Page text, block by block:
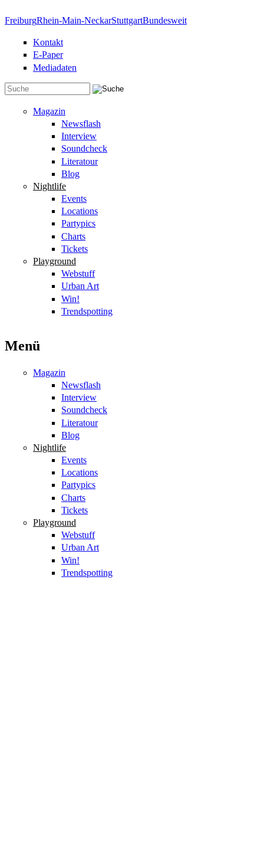
FreiburgRhein-Main-NeckarStuttgartBundesweit
Kontakt
E-Paper
Mediadaten
Magazin
Newsflash
Interview
Soundcheck
Literatour
Blog
Nightlife
Events
Locations
Partypics
Charts
Tickets
Playground
Webstuff
Urban Art
Win!
Trendspotting
Menü
Magazin
Newsflash
Interview
Soundcheck
Literatour
Blog
Nightlife
Events
Locations
Partypics
Charts
Tickets
Playground
Webstuff
Urban Art
Win!
Trendspotting